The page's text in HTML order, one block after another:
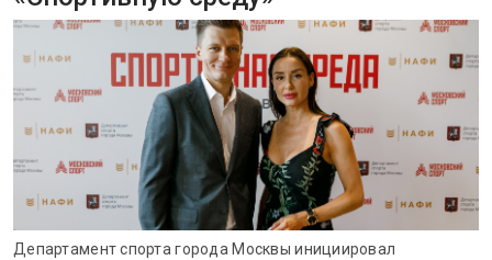
Департамент спорта города Москвы инициировал